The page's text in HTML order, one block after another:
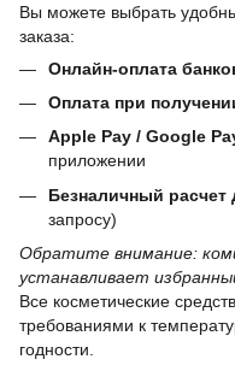
Вы можете выбрать
заказа:
Онлайн-оплата
Оплата при
Apple Pay / Google
приложении
Безналичный
запросу)
Обратите внимание:
устанавливает
Все косметические
требованиями к
годности.